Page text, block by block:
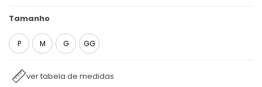
Tamanho
P M G GG
ver tabela de medidas